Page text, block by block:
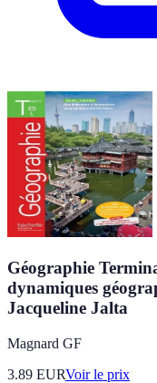
Géographie
dynamiques
Jacqueline Jalta
Magnard GF
3.89 EURVoir le prix